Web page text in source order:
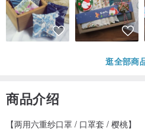
逛全部商
商品介绍
【两用六重纱口罩 / 口罩套 / 樱桃】